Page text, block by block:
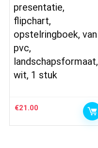
presentatie,
flipchart,
opstelringboek, van
pvc,
landschapsformaat,
wit, 1 stuk
€21.00